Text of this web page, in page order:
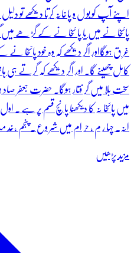
اپنے آپ کو بو ل و پاخانہ کرتا دیکھے تو
پائخا نے میں یا پا ئخا نے کے گڑ ھے
غر ق ہوگااور اگر دیکھے کہ وہ خود
کامل چھینے گا۔ اور اگر دیکھے کہ گرتے
سخت بلا میں گر فتار ہوگا۔ حضرت جعفر
میں پائخا نہ کا دیکھنا پانچ قسم پر ہے ۔
انہ۔ چہا ر م ، حر ام میں شر وع ۔ پنجم
مزید پڑھیں